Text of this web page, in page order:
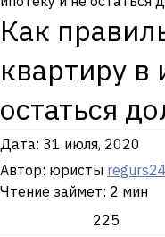
Как
квартиру в
остаться
Дата: 31 июля, 2020
Автор: юристы
Чтение займет: 2 мин
225